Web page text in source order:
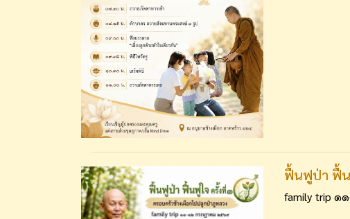
ฟื้นฟูป่า ฟื้น
family trip ๑